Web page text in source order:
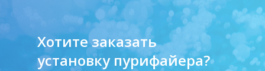
Хотите заказать
установку пурифайера?